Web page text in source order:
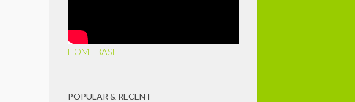
HOME BASE
POPULAR & RECENT